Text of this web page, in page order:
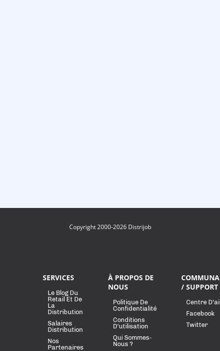
Copyright 2000-2026 Distrijob
SERVICES
Le Blog Du
Retail Et De
La
Distribution
Salaires
Distribution
Nos
Partenaires
À PROPOS DE
NOUS
Politique De
Confidentialité
Conditions
D'utilisation
Qui Sommes-
Nous ?
/ SUPPORT
Centre
Facebook
Twitter